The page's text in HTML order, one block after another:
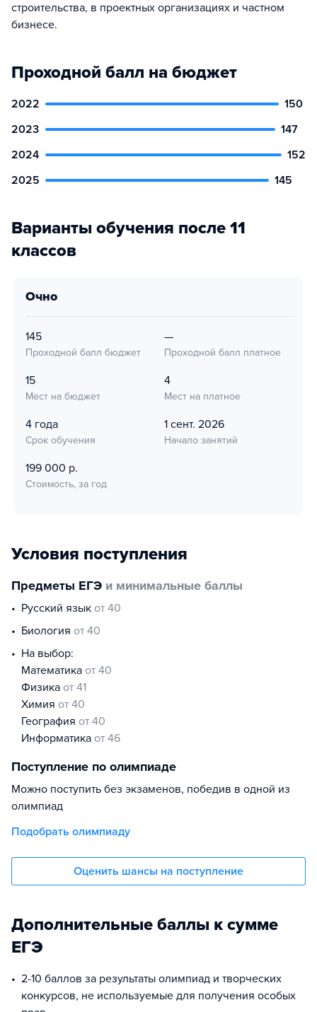
строительства, в проектных организациях и частном
бизнесе.
Проходной балл на бюджет
2022
150
2023
147
2024
152
2025
145
Варианты обучения после 11
классов
очно
145
Проходной балл бюджет
—
Проходной балл платное
15
Мест на бюджет
4
Мест на платное
4 года
Срок обучения
1 сент. 2026
Начало занятий
199 000 р.
Стоимость, за год
Условия поступления
Предметы ЕГЭ и минимальные баллы
русский язык от 40
биология от 40
На выбор:
математика от 40
физика от 41
химия от 40
география от 40
информатика от 46
Поступление по олимпиаде
Можно поступить без экзаменов, победив в одной из
олимпиад
Подобрать олимпиаду
Оценить шансы на поступление
Дополнительные баллы к сумме
ЕГЭ
2-10 баллов за результаты олимпиад и творческих
конкурсов, не используемые для получения особых